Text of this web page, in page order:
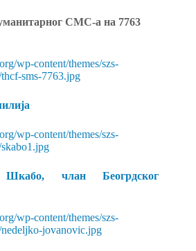
СМС-а на 7763
члан Беогрдског